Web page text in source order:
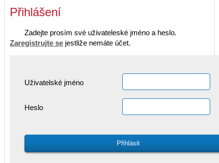
Přihlášení
Zadejte prosím své uživateleské jméno a heslo.
Zaregistrujte se jestliže nemáte účet.
Uživatelské jméno
Heslo